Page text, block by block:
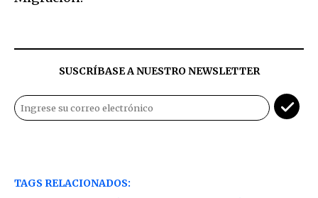
SUSCRÍBASE A NUESTRO NEWSLETTER
TAGS RELACIONADOS: